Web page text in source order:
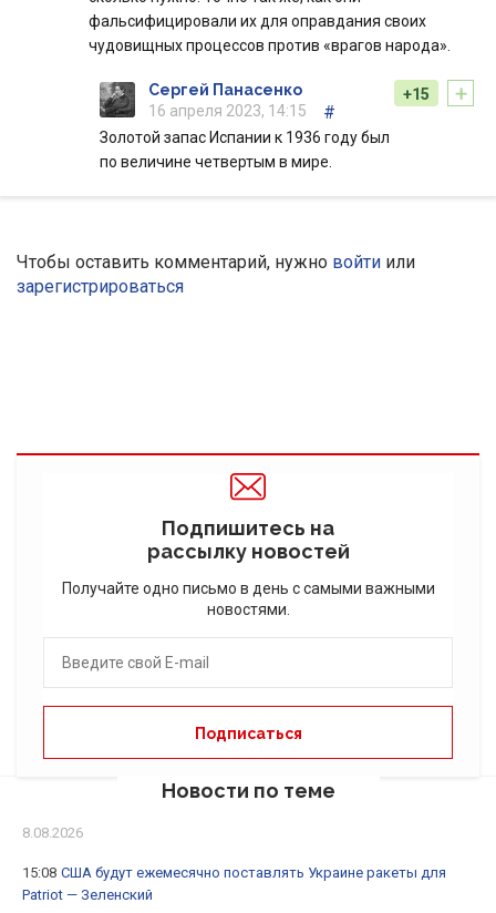
фальсифицировали их для оправдания своих
чудовищных процессов против «врагов народа».
+
+15
Сергей Панасенко
16 апреля 2023, 14:15
#
Золотой запас Испании к 1936 году был
по величине четвертым в мире.
Чтобы оставить комментарий, нужно войти или
зарегистрироваться
Подпишитесь на
рассылку новостей
Получайте одно письмо в день с самыми важными
новостями.
Новости по теме
8.08.2026
15:08 США будут ежемесячно поставлять Украине ракеты для
Patriot — Зеленский